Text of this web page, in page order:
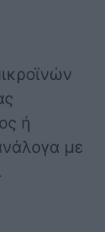
ή
με